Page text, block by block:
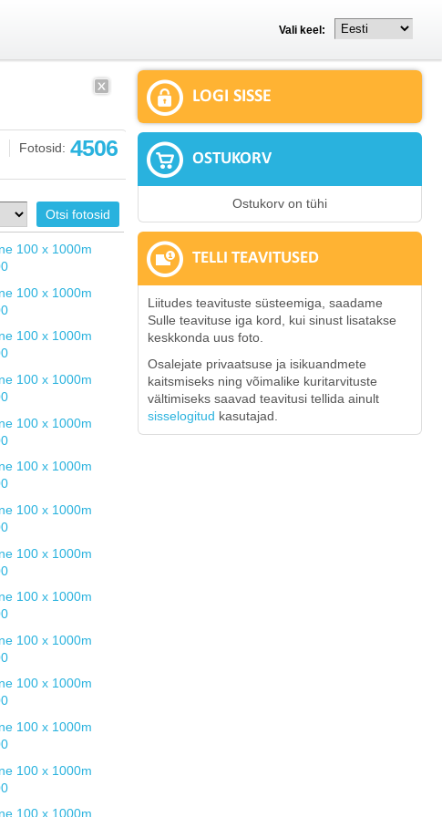
Vali keel:
Fotosid: 4506
LOGI SISSE
OSTUKORV
Ostukorv on tühi
TELLI TEAVITUSED
Liitudes teavituste süsteemiga, saadame
Sulle teavituse iga kord, kui sinust lisatakse
keskkonda uus foto.
Osalejate privaatsuse ja isikuandmete
kaitsmiseks ning võimalike kuritarvituste
vältimiseks saavad teavitusi tellida ainult
sisselogitud kasutajad.